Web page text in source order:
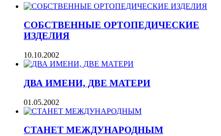
СОБСТВЕННЫЕ ОРТОПЕДИЧЕСКИЕ
ИЗДЕЛИЯ
10.10.2002
ДВА ИМЕНИ, ДВЕ МАТЕРИ
01.05.2002
СТАНЕТ МЕЖДУНАРОДНЫМ